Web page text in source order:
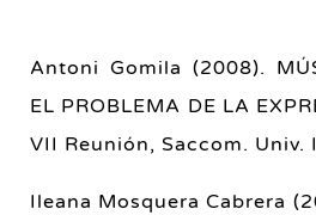
Antoni Gomila (2008).
EL PROBLEMA DE LA
VII Reunión, Saccom. Univ.
Ileana Mosquera Cabrera